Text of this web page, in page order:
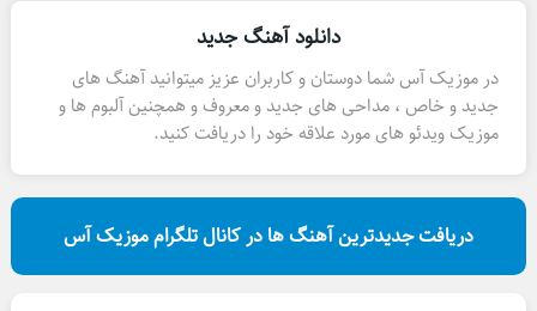
دانلود آهنگ جدید
در موزیک آس شما دوستان و کاربران عزیز میتوانید آهنگ های
جدید و خاص ، مداحی های جدید و معروف و همچنین آلبوم ها و
موزیک ویدئو های مورد علاقه خود را دریافت کنید.
دریافت جدیدترین آهنگ ها در کانال تلگرام موزیک آس